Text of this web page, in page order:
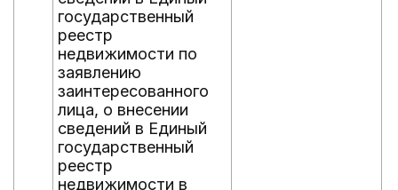
государственный
реестр
недвижимости по
заявлению
заинтересованного
лица, о внесении
сведений в Единый
государственный
реестр
недвижимости в